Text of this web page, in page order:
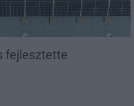
fejlesztette